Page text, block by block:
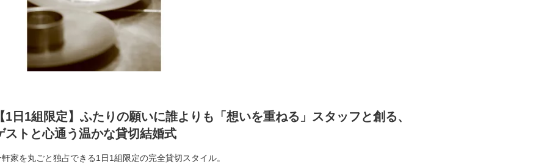
1日1組限定】ふたりの願いに誰よりも「想いを重ねる」スタッフと創る、
ストと心通う温かな貸切結婚式
軒家を丸ごと独占できる1日1組限定の完全貸切スタイル。